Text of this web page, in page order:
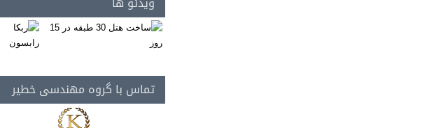
تماس با گروه مهندسی خطیر